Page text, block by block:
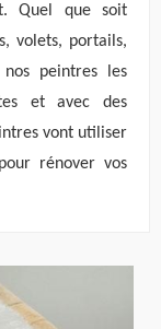
Quel que soit
volets, portails,
peintres les
et avec des
vont utiliser
rénover vos